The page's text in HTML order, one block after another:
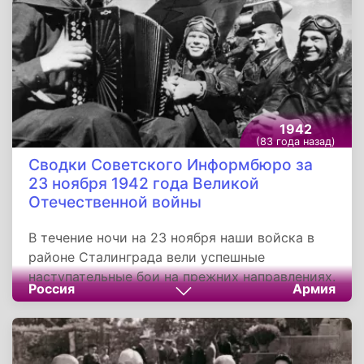
1942
(83 года назад)
Сводки Советского Информбюро за
23 ноября 1942 года Великой
Отечественной войны
В течение ночи на 23 ноября наши войска в
районе Сталинграда вели успешные
наступательные бои на прежних направлениях.
В заводской части города советские бойцы
истребили 140 немецких солдат и офицеров.
На другом участке гитлеровцы предприняли
две контратаки, пытаясь вернуть потерянные
Россия Армия